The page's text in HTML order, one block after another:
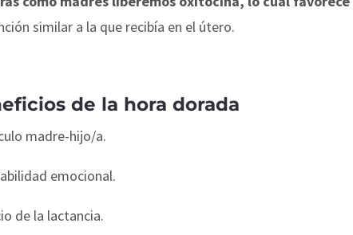
similar a la que recibía en el útero.
de la hora dorada
madre-hijo/a.
emocional.
de la lactancia.